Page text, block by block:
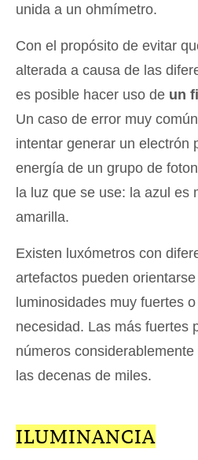
unida a un ohmímetro.
Con el propósito de evitar
alterada a causa de las
es posible hacer uso de un
Un caso de error muy
intentar generar un electrón
energía de un grupo de
la luz que se use: la azul es
amarilla.
Existen luxómetros con
artefactos pueden
luminosidades muy fuertes
necesidad. Las más fuertes
números
las decenas de miles.
ILUMINANCIA